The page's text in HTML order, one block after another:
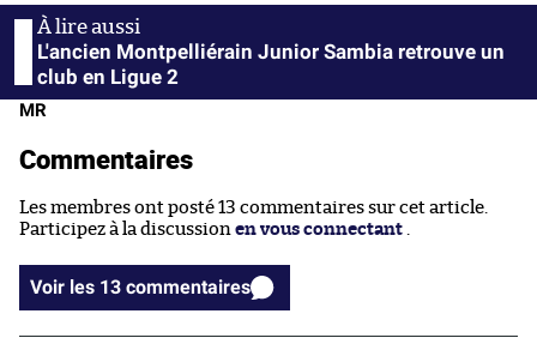
L'ancien Montpelliérain Junior Sambia retrouve un
club en Ligue 2
MR
Commentaires
Les membres ont posté 13 commentaires sur cet article.
Participez à la discussion en vous connectant .
Voir les 13 commentaires